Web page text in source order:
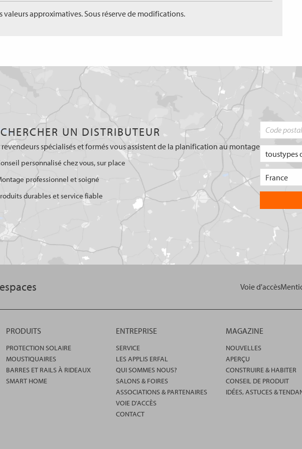
valeurs approximatives. Sous réserve de modifications.
UN DISTRIBUTEUR
revendeurs spécialisés et formés vous assistent de la planification au montage
personnalisé chez vous, sur place
professionnel et soigné
durables et service fiable
Voie d'accès
PRODUITS
PROTECTION SOLAIRE
MOUSTIQUAIRES
BARRES ET RAILS À RIDEAUX
SMART HOME
ENTREPRISE
SERVICE
LES APPLIS ERFAL
QUI SOMMES NOUS?
SALONS & FOIRES
ASSOCIATIONS & PARTENAIRES
VOIE D'ACCÈS
CONTACT
MAGAZINE
NOUVELLES
APERÇU
CONSTRUIRE & HABITER
CONSEIL DE PRODUIT
IDÉES, ASTUCES &